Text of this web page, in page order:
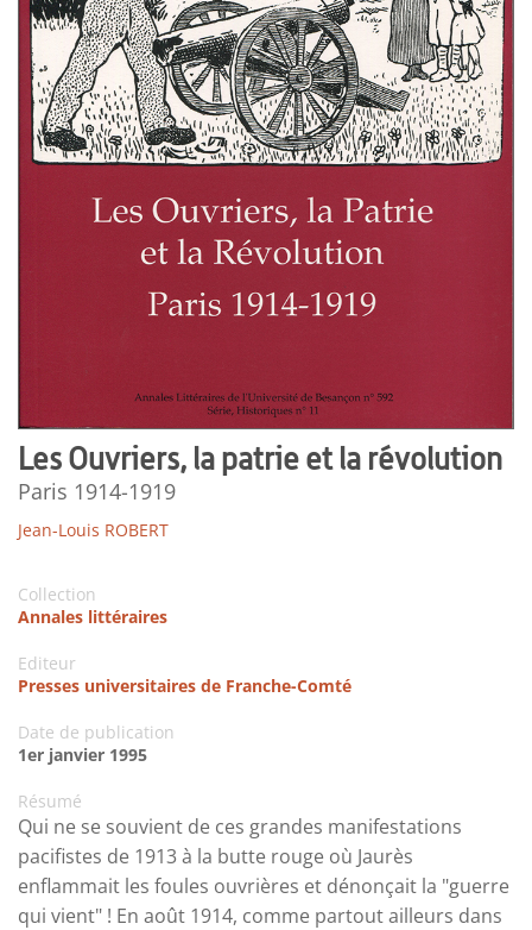
Les Ouvriers, la patrie et la révolution
Paris 1914-1919
Jean-Louis ROBERT
Collection
Annales littéraires
Editeur
Presses universitaires de Franche-Comté
Date de publication
1er janvier 1995
Résumé
Qui ne se souvient de ces grandes manifestations
pacifistes de 1913 à la butte rouge où Jaurès
enflammait les foules ouvrières et dénonçait la "guerre
qui vient" ! En août 1914, comme partout ailleurs dans